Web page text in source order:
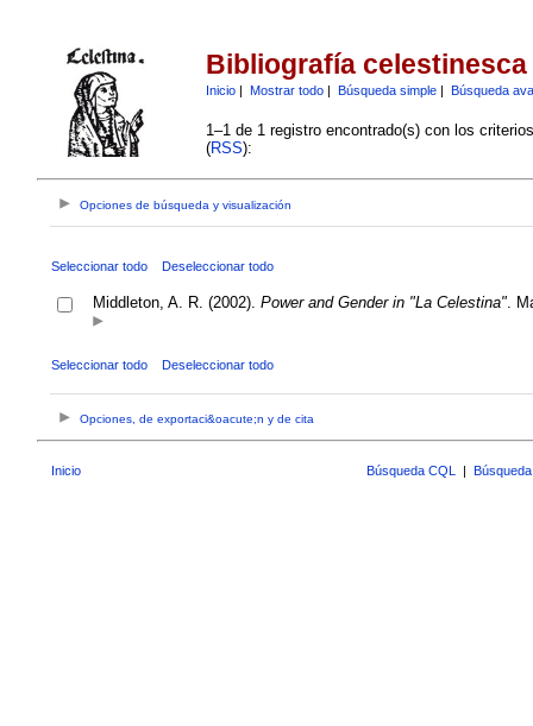
Bibliografía celestinesca
Inicio| Mostrar todo| Búsqueda simple| Búsqueda
1–1 de 1 registro encontrado(s) con los
(RSS):
Opciones de búsqueda y visualización
Seleccionar todo Deseleccionar todo
Middleton, A. R. (2002). Power and Gender in "La Celestina".
Seleccionar todo Deseleccionar todo
Opciones, de exportaci&oacute;n y de cita
Inicio Búsqueda CQL |